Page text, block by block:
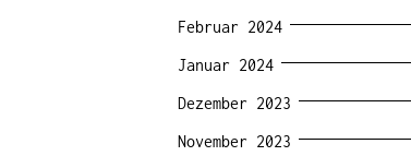
Februar 2024
Januar 2024
Dezember 2023
November 2023